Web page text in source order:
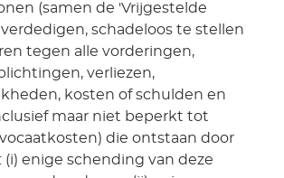
(samen de 'Vrijgestelde
schadeloos te stellen
tegen alle vorderingen,
verliezen,
kosten of schulden en
maar niet beperkt tot
die ontstaan door
(i) enige schending van deze